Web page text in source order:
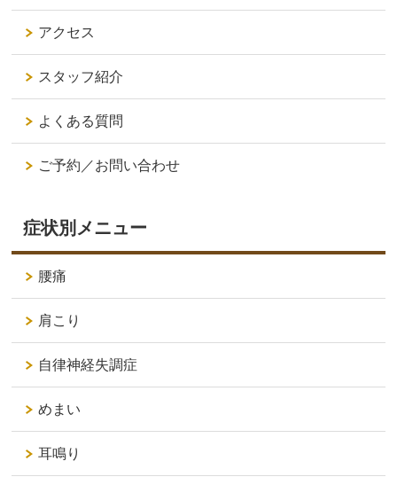
アクセス
スタッフ紹介
よくある質問
ご予約／お問い合わせ
症状別メニュー
腰痛
肩こり
自律神経失調症
めまい
耳鳴り